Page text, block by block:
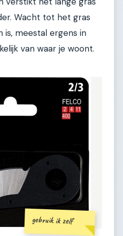
Wacht tot het gras
is, meestal ergens in
van waar je woont.
gebruik ik zelf